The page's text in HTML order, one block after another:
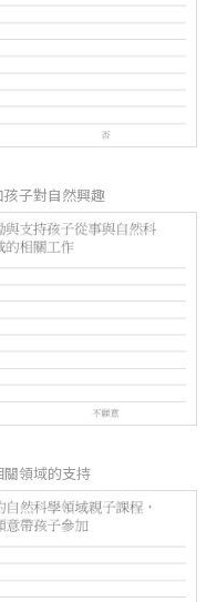
孩子對自然興趣
關領域的支持